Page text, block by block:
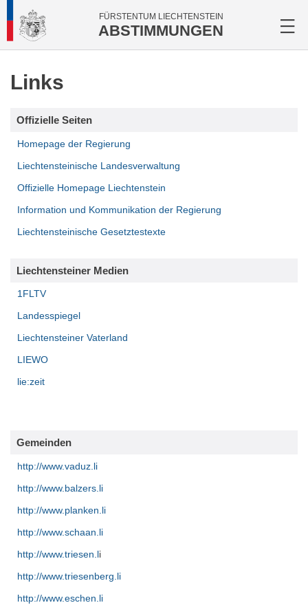
FÜRSTENTUM LIECHTENSTEIN
ABSTIMMUNGEN
Links
Offizielle Seiten
Homepage der Regierung
Liechtensteinische Landesverwaltung
Offizielle Homepage Liechtenstein
Information und Kommunikation der Regierung
Liechtensteinische Gesetztestexte
Liechtensteiner Medien
1FLTV
Landesspiegel
Liechtensteiner Vaterland
LIEWO
lie:zeit
Gemeinden
http://www.vaduz.li
http://www.balzers.li
http://www.planken.li
http://www.schaan.li
http://www.triesen.li
http://www.triesenberg.li
http://www.eschen.li